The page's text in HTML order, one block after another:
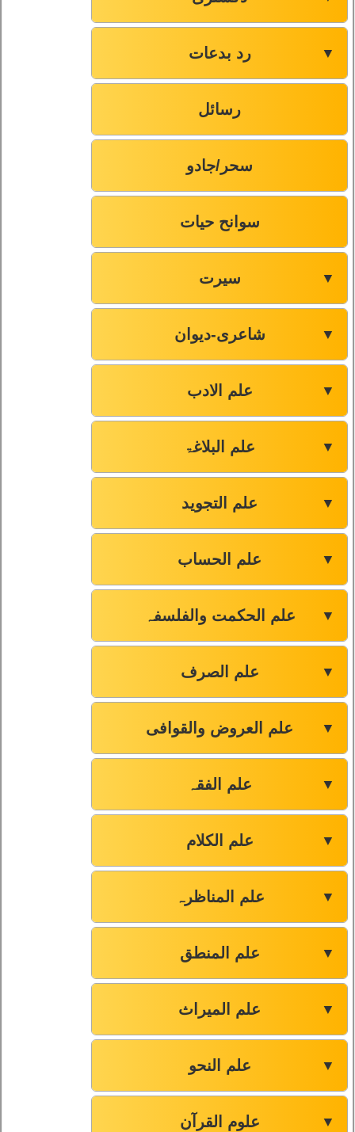
رد بدعات ▼
رسائل
سحر/جادو
سوانح حیات
سیرت ▼
شاعری-دیوان ▼
علم الادب ▼
علم البلاغۃ ▼
علم التجوید ▼
علم الحساب ▼
علم الحکمت والفلسفہ ▼
علم الصرف ▼
علم العروض والقوافی ▼
علم الفقہ ▼
علم الکلام ▼
علم المناظرہ ▼
علم المنطق ▼
علم المیراث ▼
علم النحو ▼
علوم القرآن ▼